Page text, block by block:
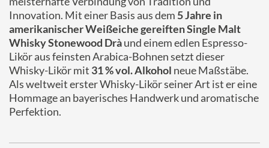
Innovation. Mit einer Basis aus dem 5 Jahre in
amerikanischer Weißeiche gereiften Single Malt
Whisky Stonewood Dràund einem edlen Espresso-
Likör aus feinsten Arabica-Bohnen setzt dieser
Whisky-Likör mit 31 % vol. Alkohol neue Maßstäbe.
Als weltweit erster Whisky-Likör seiner Art ist er eine
Hommage an bayerisches Handwerk und aromatische
Perfektion.